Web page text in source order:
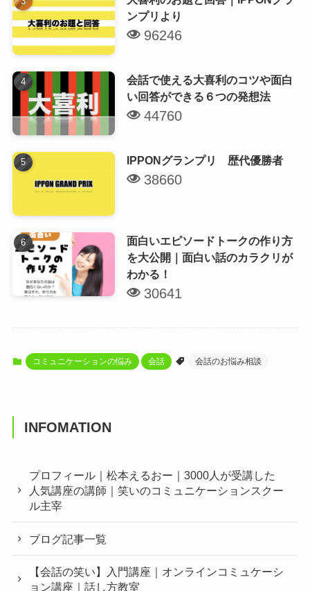
ンプリより
96246
会話で使える大喜利のコツや面白
い回答ができる６つの発想法
44760
IPPONグランプリ 歴代優勝者
38660
面白いエピソードトークの作り方
を大公開｜面白い話のカラクリが
わかる！
30641
コミュニケーションの悩み 会話 会話のお悩み相談
INFOMATION
プロフィール｜松本えるおー｜3000人が受講した
人気講座の講師｜笑いのコミュニケーションスクー
ル主宰
ブログ記事一覧
【会話の笑い】入門講座｜オンラインコミュケーシ
ョン講座｜話し方教室